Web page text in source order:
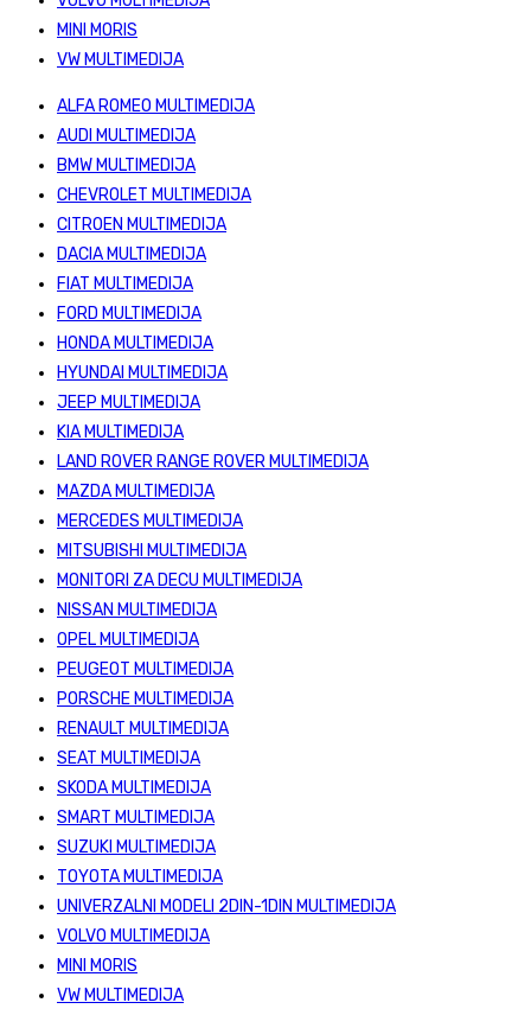
MINI MORIS
VW MULTIMEDIJA
ALFA ROMEO MULTIMEDIJA
AUDI MULTIMEDIJA
BMW MULTIMEDIJA
CHEVROLET MULTIMEDIJA
CITROEN MULTIMEDIJA
DACIA MULTIMEDIJA
FIAT MULTIMEDIJA
FORD MULTIMEDIJA
HONDA MULTIMEDIJA
HYUNDAI MULTIMEDIJA
JEEP MULTIMEDIJA
KIA MULTIMEDIJA
LAND ROVER RANGE ROVER MULTIMEDIJA
MAZDA MULTIMEDIJA
MERCEDES MULTIMEDIJA
MITSUBISHI MULTIMEDIJA
MONITORI ZA DECU MULTIMEDIJA
NISSAN MULTIMEDIJA
OPEL MULTIMEDIJA
PEUGEOT MULTIMEDIJA
PORSCHE MULTIMEDIJA
RENAULT MULTIMEDIJA
SEAT MULTIMEDIJA
SKODA MULTIMEDIJA
SMART MULTIMEDIJA
SUZUKI MULTIMEDIJA
TOYOTA MULTIMEDIJA
UNIVERZALNI MODELI 2DIN-1DIN MULTIMEDIJA
VOLVO MULTIMEDIJA
MINI MORIS
VW MULTIMEDIJA